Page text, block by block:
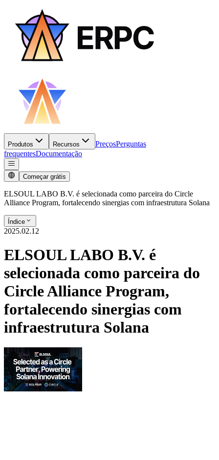
Produtos Recursos PreçosPerguntas
frequentesDocumentação
Começar grátis
ELSOUL LABO B.V. é selecionada como parceira do Circle
Alliance Program, fortalecendo sinergias com infraestrutura Solana
Índice
2025.02.12
ELSOUL LABO B.V. é
selecionada como parceira do
Circle Alliance Program,
fortalecendo sinergias com
infraestrutura Solana